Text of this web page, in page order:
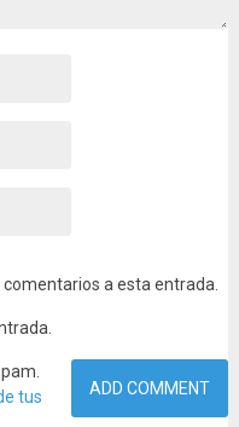
a esta entrada.
tus